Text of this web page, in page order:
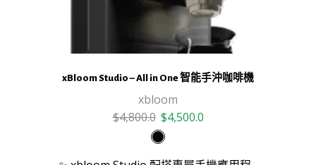
厭
數
量
xBloom Studio – All in One 智能手沖咖啡機
xbloom
$4,800.0 Original
price
$4,500.0Current
This
product